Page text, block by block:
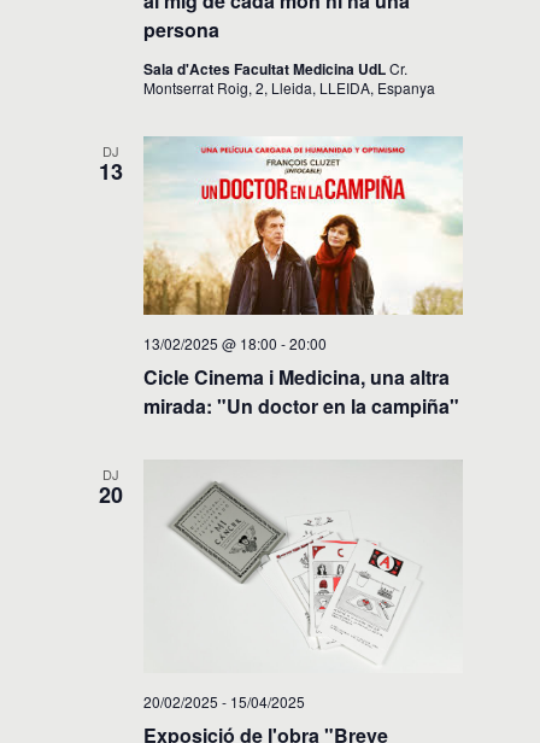
persona
Sala d'Actes Facultat Medicina UdLCr.
Montserrat Roig, 2, Lleida, LLEIDA, Espanya
DJ
13
Cicle Cinema i Medicina, una altra
mirada: "Un doctor en la campiña"
13/02/2025 @ 18:00 -20:00
DJ
20
Exposició de l'obra "Breve
20/02/2025 - 15/04/2025